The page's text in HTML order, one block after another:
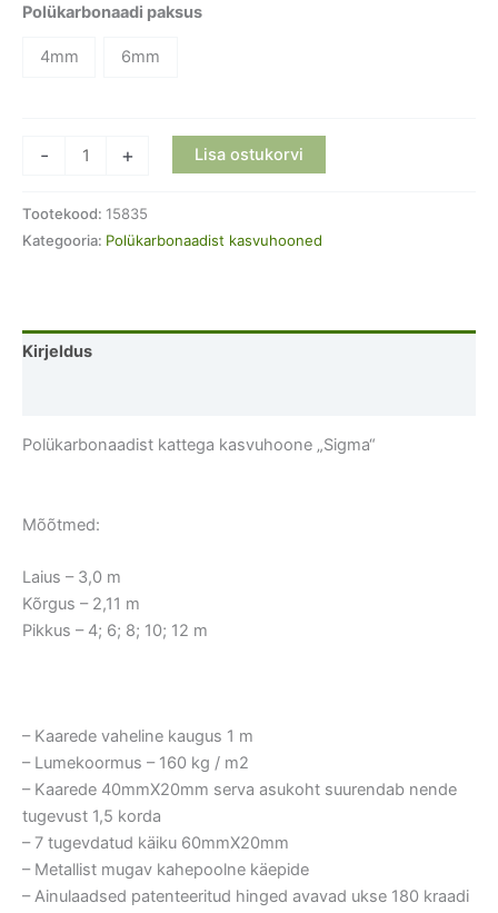
Polükarbonaadi paksus
4mm 6mm
-
Polükarbonaadist
kogus
+ Lisa ostukorvi
Tootekood: 15835
Kategooria: Polükarbonaadist kasvuhooned
Kirjeldus
Polükarbonaadist kattega kasvuhoone „Sigma“
Mõõtmed:
Laius – 3,0 m
Kõrgus – 2,11 m
Pikkus – 4; 6; 8; 10; 12 m
– Kaarede vaheline kaugus 1 m
– Lumekoormus – 160 kg / m2
– Kaarede 40mmX20mm serva asukoht suurendab nende
tugevust 1,5 korda
– 7 tugevdatud käiku 60mmX20mm
– Metallist mugav kahepoolne käepide
– Ainulaadsed patenteeritud hinged avavad ukse 180 kraadi